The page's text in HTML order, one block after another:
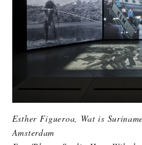
Esther Figueroa, Wat is
Amsterdam